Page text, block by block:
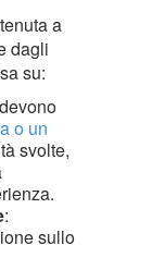
a
dagli
su:
o un
svolte,
:
sullo